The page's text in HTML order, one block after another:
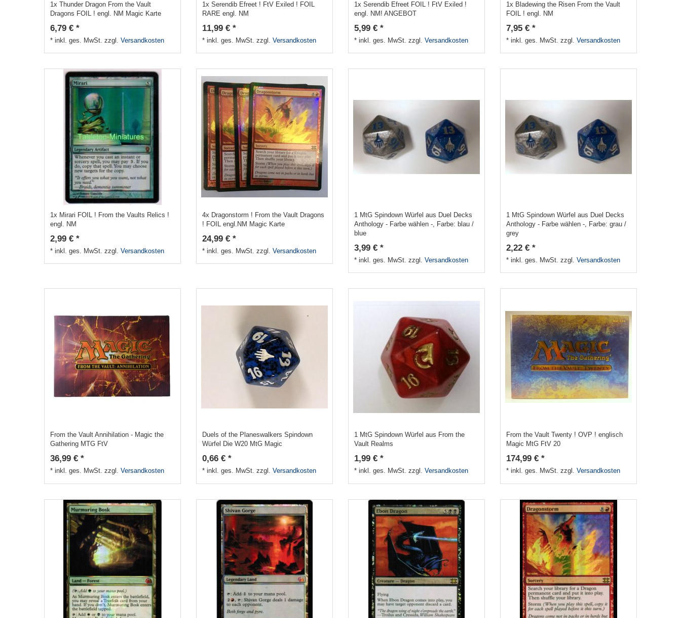
1x Thunder Dragon From the Vault
Dragons FOIL ! engl. NM Magic Karte
6,79 € *
*inkl. ges. MwSt. zzgl.Versandkosten
1x Serendib Efreet ! FtV Exiled ! FOIL
RARE engl. NM
11,99 € *
*inkl. ges. MwSt. zzgl.Versandkosten
1x Serendib Efreet FOIL ! FtV Exiled !
engl. NM! ANGEBOT
5,99 € *
*inkl. ges. MwSt. zzgl.Versandkosten
1x Bladewing the Risen From the Vault
FOIL ! engl. NM
7,95 € *
*inkl. ges. MwSt. zzgl.Versandkosten
1x Mirari FOIL ! From the Vaults Relics !
engl. NM
2,99 € *
*inkl. ges. MwSt. zzgl.Versandkosten
4x Dragonstorm ! From the Vault Dragons
! FOIL engl.NM Magic Karte
24,99 € *
*inkl. ges. MwSt. zzgl.Versandkosten
1 MtG Spindown Würfel aus Duel Decks
Anthology - Farbe wählen -, Farbe: blau /
blue
3,99 € *
*inkl. ges. MwSt. zzgl.Versandkosten
1 MtG Spindown Würfel aus Duel Decks
Anthology - Farbe wählen -, Farbe: grau /
grey
2,22 € *
*inkl. ges. MwSt. zzgl.Versandkosten
From the Vault Annihilation - Magic the
Gathering MTG FtV
36,99 € *
*inkl. ges. MwSt. zzgl.Versandkosten
Duels of the Planeswalkers Spindown
Würfel Die W20 MtG Magic
0,66 € *
*inkl. ges. MwSt. zzgl.Versandkosten
1 MtG Spindown Würfel aus From the
Vault Realms
1,99 € *
*inkl. ges. MwSt. zzgl.Versandkosten
From the Vault Twenty ! OVP ! englisch
Magic MtG FtV 20
174,99 € *
*inkl. ges. MwSt. zzgl.Versandkosten